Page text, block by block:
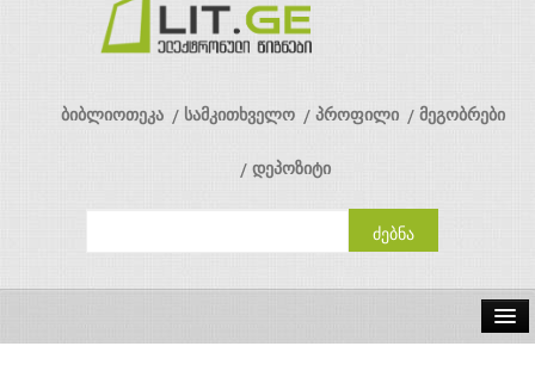
ბიბლიოთეკა სამკითხველო პროფილი მეგობრები
დეპოზიტი